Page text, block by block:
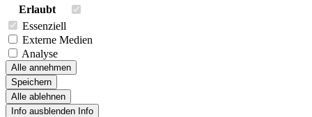
Erlaubt
Essenziell
Externe Medien
Analyse
Alle annehmen
Speichern
Alle ablehnen
Info ausblenden Info